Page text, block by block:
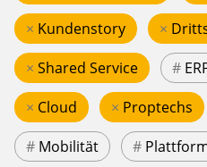
× Kundenstory ×
× Shared Service #
× Cloud × Proptechs
# Mobilität #